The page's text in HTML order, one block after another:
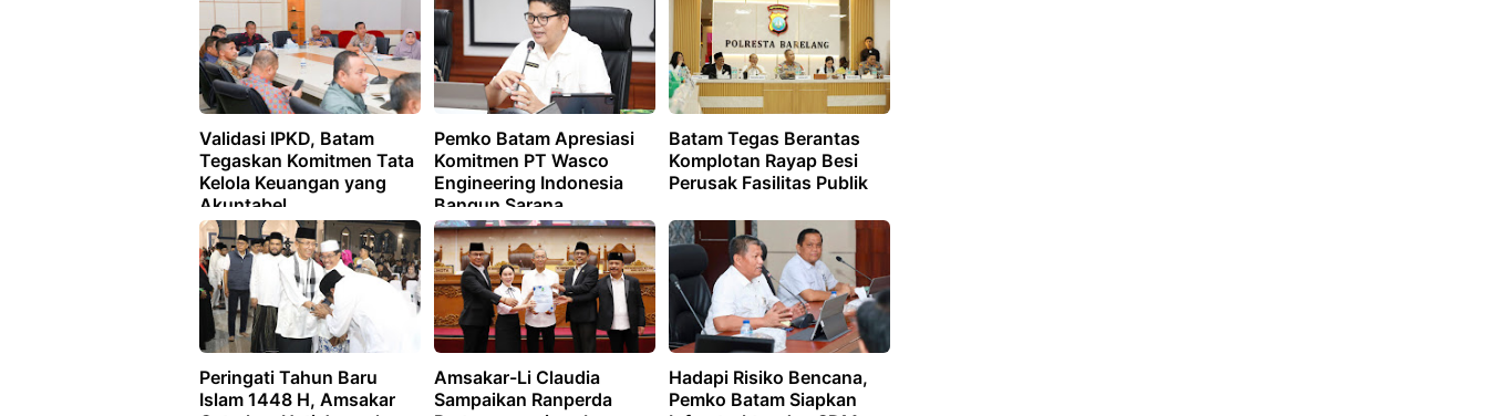
Validasi IPKD, Batam
Tegaskan Komitmen Tata
Kelola Keuangan yang
Akuntabel
Pemko Batam Apresiasi
Komitmen PT Wasco
Engineering Indonesia
Bangun Sarana
Penunjang Pendidikan di
Sekitar Pemukiman Warga
Batam Tegas Berantas
Komplotan Rayap Besi
Perusak Fasilitas Publik
Peringati Tahun Baru
Islam 1448 H, Amsakar
Amsakar-Li Claudia
Sampaikan Ranperda
Hadapi Risiko Bencana,
Pemko Batam Siapkan